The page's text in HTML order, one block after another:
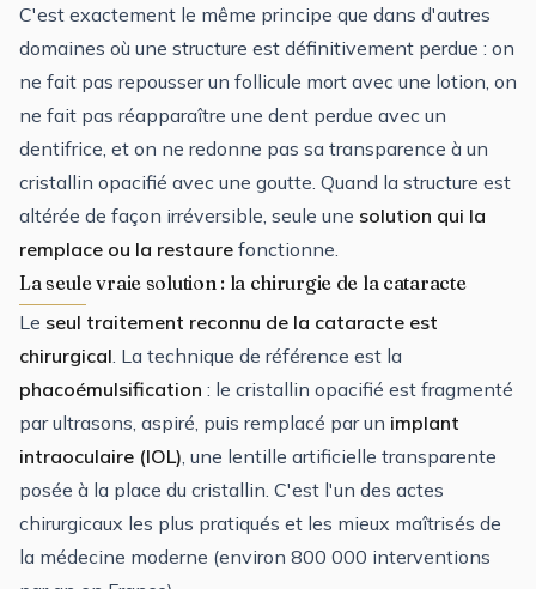
C'est exactement le même principe que dans d'autres
domaines où une structure est définitivement perdue : on
ne fait pas repousser un follicule mort avec une lotion, on
ne fait pas réapparaître une dent perdue avec un
dentifrice, et on ne redonne pas sa transparence à un
cristallin opacifié avec une goutte. Quand la structure est
altérée de façon irréversible, seule une solution qui la
remplace ou la restaure fonctionne.
La seule vraie solution : la chirurgie de la cataracte
Le seul traitement reconnu de la cataracte est
chirurgical . La technique de référence est la
phacoémulsification : le cristallin opacifié est fragmenté
par ultrasons, aspiré, puis remplacé par un implant
intraoculaire (IOL) , une lentille artificielle transparente
posée à la place du cristallin. C'est l'un des actes
chirurgicaux les plus pratiqués et les mieux maîtrisés de
la médecine moderne (environ 800 000 interventions